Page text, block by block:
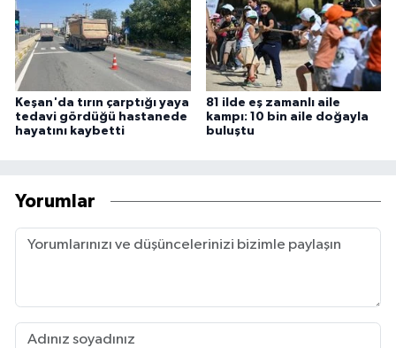
Keşan'da tırın çarptığı yaya
tedavi gördüğü hastanede
hayatını kaybetti
81 ilde eş zamanlı aile
kampı: 10 bin aile doğayla
buluştu
Yorumlar